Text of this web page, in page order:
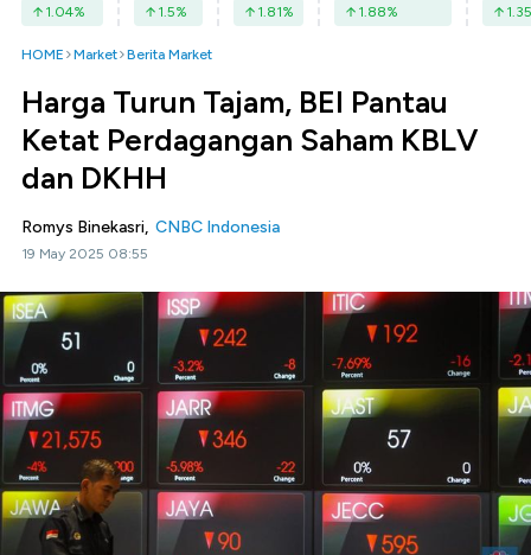
1.04% 1.5% 1.81% 1.88% 1.35
HOME Market Berita Market
Harga Turun Tajam, BEI Pantau
Ketat Perdagangan Saham KBLV
dan DKHH
Romys Binekasri, CNBC Indonesia
19 May 2025 08:55